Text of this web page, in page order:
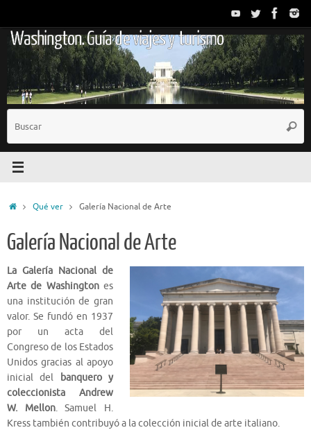
contenido
Washington. Guía de viajes y turismo
InicioQué ver Galería Nacional de Arte
Galería Nacional de Arte
La Galería Nacional de
Arte de Washingtones
una institución de gran
valor. Se fundó en 1937
por un acta del
Congreso de los Estados
Unidos gracias al apoyo
inicial del banquero y
coleccionista Andrew
W. Mellon. Samuel H.
Kress también contribuyó a la colección inicial de arte italiano.